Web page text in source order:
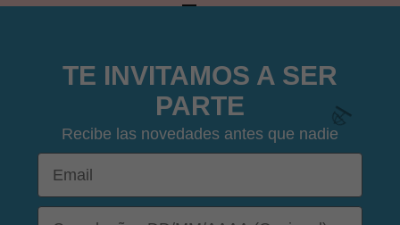
IR AL ARTÍCULO 1
TE INVITAMOS A SER
PARTE
Recibe las novedades antes que nadie
Email
DOB